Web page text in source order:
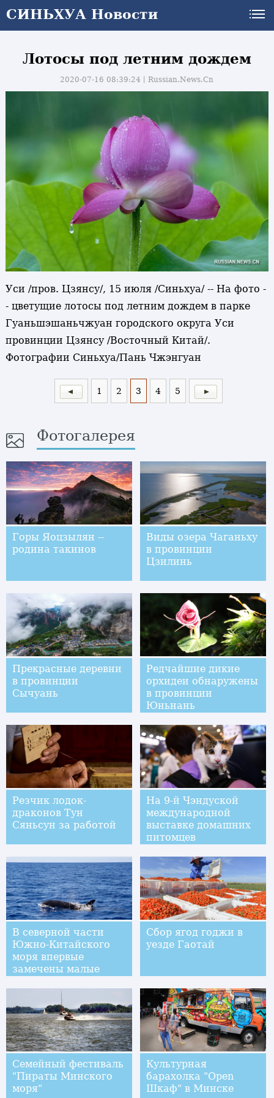
СИНЬХУА Новости
Лотосы под летним дождем
2020-07-16 08:39:24丨Russian.News.Cn
Уси /пров. Цзянсу/, 15 июля /Синьхуа/ -- На фото -
- цветущие лотосы под летним дождем в парке
Гуаньшэшаньчжуан городского округа Уси
провинции Цзянсу /Восточный Китай/.
Фотографии Синьхуа/Пань Чжэнгуан
1 2 3 4 5
Фотогалерея
Горы Яоцзылян --
родина такинов
Виды озера Чаганьху
в провинции
Цзилинь
Прекрасные деревни
в провинции
Сычуань
Редчайшие дикие
орхидеи обнаружены
в провинции
Юньнань
Резчик лодок-
драконов Тун
Сяньсун за работой
На 9-й Чэндуской
международной
выставке домашних
питомцев
В северной части
Южно-Китайского
моря впервые
замечены малые
Сбор ягод годжи в
уезде Гаотай
Семейный фестиваль
"Пираты Минского
моря"
Культурная
барахолка "Open
Шкаф" в Минске